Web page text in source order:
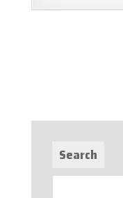
Search